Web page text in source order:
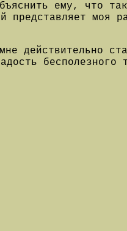
ему, что
моя
действительно
бесполезного